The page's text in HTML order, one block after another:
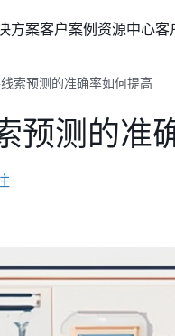
方案客户案例资源中心客
索预测的准确率如何提高
预测的准